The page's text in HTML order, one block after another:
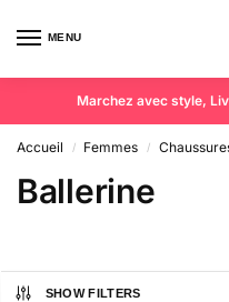
MENU
Marchez avec style,
Accueil / Femmes /
Ballerine
SHOW FILTERS